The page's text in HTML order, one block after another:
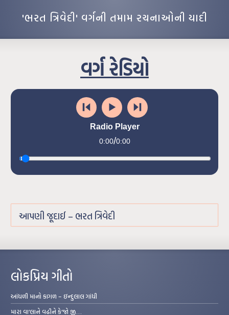
'ભરત ત્રિવેદી' વર્ગની તમામ રચનાઓની યાદી
વર્ગ રેડિયો
Radio Player
0:00/0:00
આપણી જૂદાઈ – ભરત ત્રિવેદી
લોકપ્રિય ગીતો
આંધળી માનો કાગળ – ઇન્દુલાલ ગાંધી
મારા વા’લાને વઢીને કે’જો જી…